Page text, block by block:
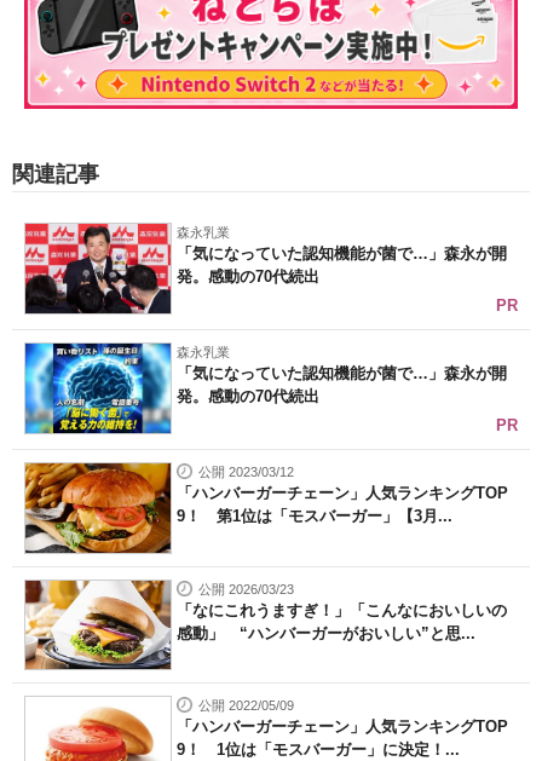
関連記事
森永乳業
「気になっていた認知機能が菌で…」森永が開
発。感動の70代続出
PR
森永乳業
「気になっていた認知機能が菌で…」森永が開
発。感動の70代続出
PR
公開 2023/03/12
「ハンバーガーチェーン」人気ランキングTOP
9！ 第1位は「モスバーガー」【3月...
公開 2026/03/23
「なにこれうますぎ！」「こんなにおいしいの
感動」 “ハンバーガーがおいしい”と思...
公開 2022/05/09
「ハンバーガーチェーン」人気ランキングTOP
9！ 1位は「モスバーガー」に決定！...